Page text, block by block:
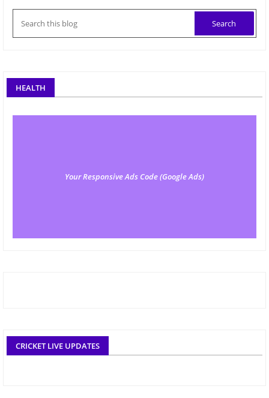
HEALTH
Your Responsive Ads Code (Google Ads)
CRICKET LIVE UPDATES